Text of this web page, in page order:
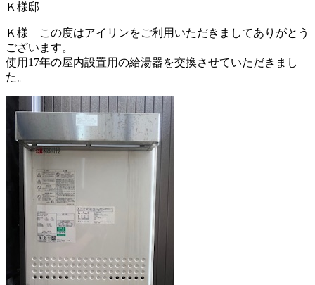
Ｋ様邸
Ｋ様 この度はアイリンをご利用いただきましてありがとう
ございます。
使用17年の屋内設置用の給湯器を交換させていただきまし
た。